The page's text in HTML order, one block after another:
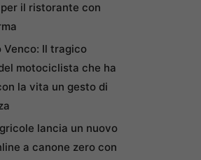
il ristorante con
Venco: Il tragico
motociclista che ha
la vita un gesto di
lancia un nuovo
a canone zero con